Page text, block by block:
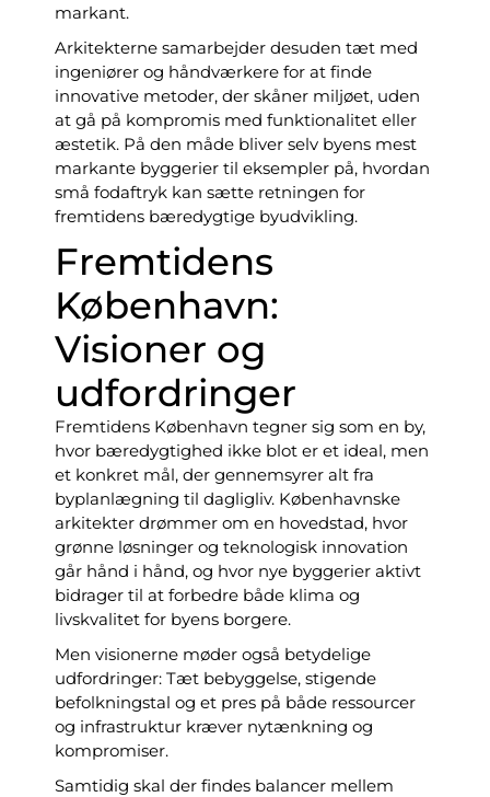
markant.
Arkitekterne samarbejder desuden tæt med
ingeniører og håndværkere for at finde
innovative metoder, der skåner miljøet, uden
at gå på kompromis med funktionalitet eller
æstetik. På den måde bliver selv byens mest
markante byggerier til eksempler på, hvordan
små fodaftryk kan sætte retningen for
fremtidens bæredygtige byudvikling.
Fremtidens
København:
Visioner og
udfordringer
Fremtidens København tegner sig som en by,
hvor bæredygtighed ikke blot er et ideal, men
et konkret mål, der gennemsyrer alt fra
byplanlægning til dagligliv. Københavnske
arkitekter drømmer om en hovedstad, hvor
grønne løsninger og teknologisk innovation
går hånd i hånd, og hvor nye byggerier aktivt
bidrager til at forbedre både klima og
livskvalitet for byens borgere.
Men visionerne møder også betydelige
udfordringer: Tæt bebyggelse, stigende
befolkningstal og et pres på både ressourcer
og infrastruktur kræver nytænkning og
kompromiser.
Samtidig skal der findes balancer mellem